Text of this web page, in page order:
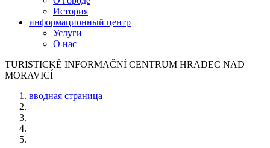
История
информационный центр
Услуги
О нас
TURISTICKÉ INFORMAČNÍ CENTRUM HRADEC NAD
MORAVICÍ
вводная страница